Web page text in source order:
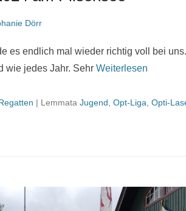
Dörr
es endlich mal wieder richtig voll bei
wie jedes Jahr. Sehr Weiterlesen
| Lemmata Jugend Opt-Liga Opti-